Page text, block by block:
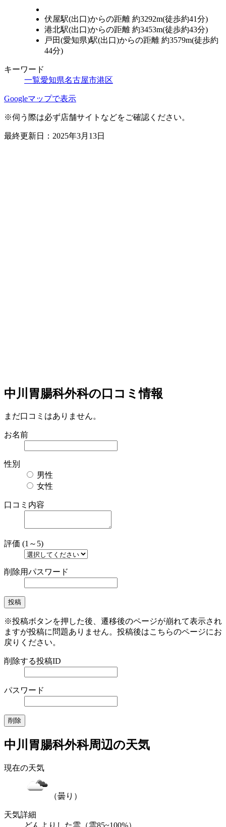
伏屋駅(出口)からの距離 約3292m(徒歩約41分)
港北駅(出口)からの距離 約3453m(徒歩約43分)
戸田(愛知県)駅(出口)からの距離 約3579m(徒歩約
44分)
キーワード
一覧愛知県名古屋市港区
中川胃腸科外科
Googleマップで表示
※伺う際は必ず店舗サイトなどをご確認ください。
最終更新日：2025年3月13日
中川胃腸科外科の口コミ情報
まだ口コミはありません。
お名前
性別
男性
女性
口コミ内容
評価 (1～5)
削除用パスワード
※投稿ボタンを押した後、遷移後のページが崩れて表示され
ますが投稿に問題ありません。投稿後はこちらのページにお
戻りください。
削除する投稿ID
パスワード
中川胃腸科外科周辺の天気
現在の天気
（曇り）
天気詳細